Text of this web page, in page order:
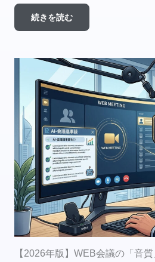
続きを読む
【2026年版】WEB会議の「音